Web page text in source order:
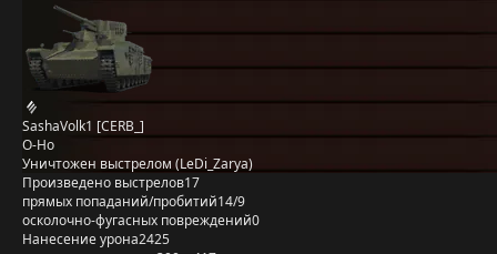
SashaVolk1 [CERB_]
O-Ho
Уничтожен выстрелом (LeDi_Zarya)
Произведено выстрелов17
прямых попаданий/пробитий14/9
осколочно-фугасных повреждений0
Нанесение урона2425